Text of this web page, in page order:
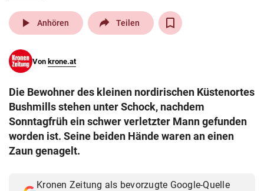
pin_drop
Wien arrow_right
search
eingeben
© Krone Multimedia GmbH & Co KG 2026
play_arrow Anhören Teilen
Von krone.at
Die Bewohner des kleinen nordirischen Küstenortes
Bushmills stehen unter Schock, nachdem
Sonntagfrüh ein schwer verletzter Mann gefunden
worden ist. Seine beiden Hände waren an einen
Zaun genagelt.
Kronen Zeitung als bevorzugte Google-Quelle